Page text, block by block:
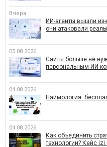
Вчера
ИИ-агенты вышли
они атаковали
05.08.2026
Сайты больше не
персональным ИИ-
04.08.2026
Наймология:
04.08.2026
Как объединить
технологии? Кейс izi